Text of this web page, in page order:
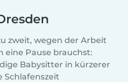
zweit, wegen der Arbeit
eine Pause brauchst:
Babysitter in kürzerer
Schlafenszeit